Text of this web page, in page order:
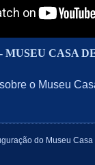
CASA
o Museu
do Museu